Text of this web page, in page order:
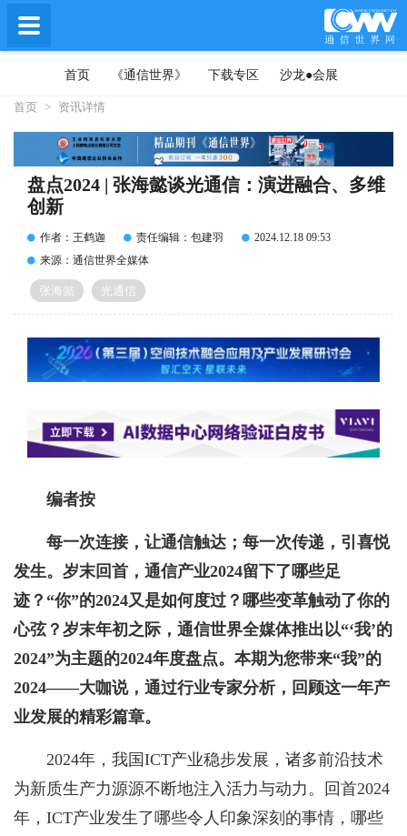
首页 《通信世界》 下载专区 沙龙●会展
首页 > 资讯详情
盘点2024 | 张海懿谈光通信：演进融合、多维
创新
作者：王鹤迦 责任编辑：包建羽
2024.12.18 09:53
来源：通信世界全媒体
张海懿 光通信
编者按
每一次连接，让通信触达；每一次传递，引喜悦
发生。岁末回首，通信产业2024留下了哪些足
迹？“你”的2024又是如何度过？哪些变革触动了你的
心弦？岁末年初之际，通信世界全媒体推出以“‘我’的
2024”为主题的2024年度盘点。本期为您带来“我”的
2024——大咖说，通过行业专家分析，回顾这一年产
业发展的精彩篇章。
2024年，我国ICT产业稳步发展，诸多前沿技术
为新质生产力源源不断地注入活力与动力。回首2024
年，ICT产业发生了哪些令人印象深刻的事情，哪些